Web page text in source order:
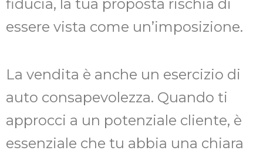
fiducia, la tua proposta rischia di
essere vista come un’imposizione.
La vendita è anche un esercizio di
auto consapevolezza. Quando ti
approcci a un potenziale cliente, è
essenziale che tu abbia una chiara